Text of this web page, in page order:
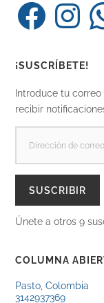
FacebookInstagram
¡SUSCRÍBETE!
Introduce tu
recibir
CORREO
SUSCRIBIR
Únete a otros 9
COLUMNA
Pasto, Colombia
3142937369